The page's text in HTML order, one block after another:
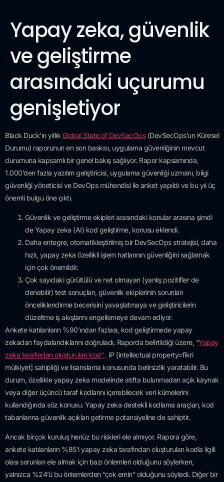
Yapay zeka, güvenlik
ve geliştirme
arasındaki uçurumu
genişletiyor
Black Duck’ın yıllık Global State of DevSecOps(DevSecOps’un Küresel
Durumu) raporunun en son baskısı, uygulama güvenliğinin mevcut
durumuna kapsamlı bir genel bakış sağlıyor. Rapor kapsamında,
1.000’den fazla yazılım geliştiricisi, uygulama güvenliği uzmanı, bilgi
güvenliği yöneticisi ve DevOps mühendisi ile anket yapıldı ve bu yıl üç
önemli bulgu öne çıktı.
Güvenlik ve geliştirme ekipleri arasındaki konular arasına şimdi
de Yapay zeka (AI) kod geliştirme, konusu eklendi.
Daha entegre, otomatikleştirilmiş bir DevSecOps stratejisi, daha
hızlı, yapay zeka özellikli işlem hatlarının güvenliğini sağlamak
için çok önemlidir.
Çok sayıdaki gürültülü ve net olmayan (yanlış pozitifler de
denebilir) test sonuçları, güvenlik ekiplerinin sorunları
önceliklendirme becerisini yavaşlatmaya ve geliştiricilerin
düzeltme iş akışlarını engellemeye devam ediyor.
Ankete katılanların %90’ından fazlası, kod geliştirmede yapay
zekadan faydalandıklarını doğruladı. Raporda belirtildiği üzere, “Yapay
zeka tarafından oluşturulan kod”, IP [intellectual property=fikri
mülkiyet] sahipliği ve lisanslama konusunda belirsizlik yaratabilir. Bu
durum, özellikle yapay zeka modelinde atıfta bulunmadan açık kaynak
veya diğer üçüncü taraf kodlarını içerebilecek veri kümelerini
kullandığında söz konusu. Yapay zeka destekli kodlama araçları, kod
tabanlarına güvenlik açıkları getirme potansiyeline de sahiptir.
Ancak birçok kuruluş henüz bu riskleri ele almıyor. Rapora göre,
ankete katılanların %85’i yapay zeka tarafından oluşturulan kodla ilgili
olası sorunları ele almak için bazı önlemleri olduğunu söylerken,
yalnızca %24’ü bu önlemlerden “çok emin” olduğunu söyledi. Diğer bir